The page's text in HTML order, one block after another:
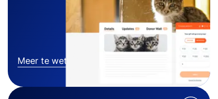
Meer te weten komen